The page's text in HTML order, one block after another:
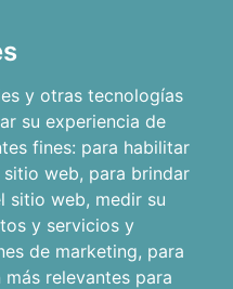
y otras tecnologías
su experiencia de
fines: para habilitar
sitio web, para brindar
sitio web, medir su
y servicios y
de marketing, para
relevantes para